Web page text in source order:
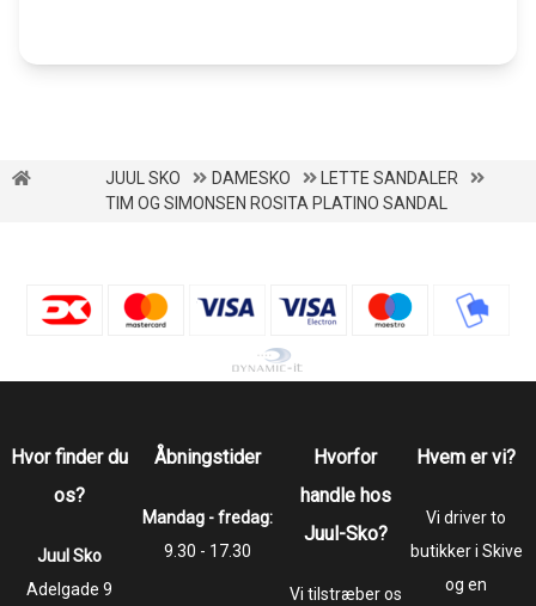
JUUL SKO DAMESKO
LETTE SANDALER
TIM OG SIMONSEN ROSITA PLATINO SANDAL
Hvor finder du
os?
Juul Sko
​​​​​​​Adelgade 9
Åbningstider
Mandag - fredag:
9.30 - 17.30
Hvorfor
handle hos
Juul-Sko?
Vi tilstræber os
Hvem er vi?
Vi driver to
butikker i Skive
og en